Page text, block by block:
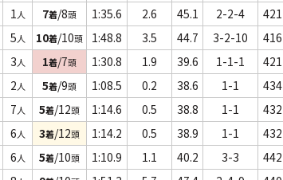
1人 7着/8頭 1:35.6 2.6 45.1 2-2-4 421
5人 10着/10頭 1:48.8 3.5 44.7 3-2-10 416
3人 1着/7頭 1:30.8 1.9 39.6 1-1-1 421
2人 5着/9頭 1:08.5 0.2 38.6 1-1 434
7人 5着/12頭 1:14.6 0.5 38.8 1-1 432
6人 3着/12頭 1:14.2 0.5 38.9 1-1 432
6人 5着/10頭 1:10.9 1.1 40.2 3-3 442